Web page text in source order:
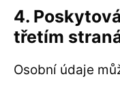
4.
třetím
Osobní údaje